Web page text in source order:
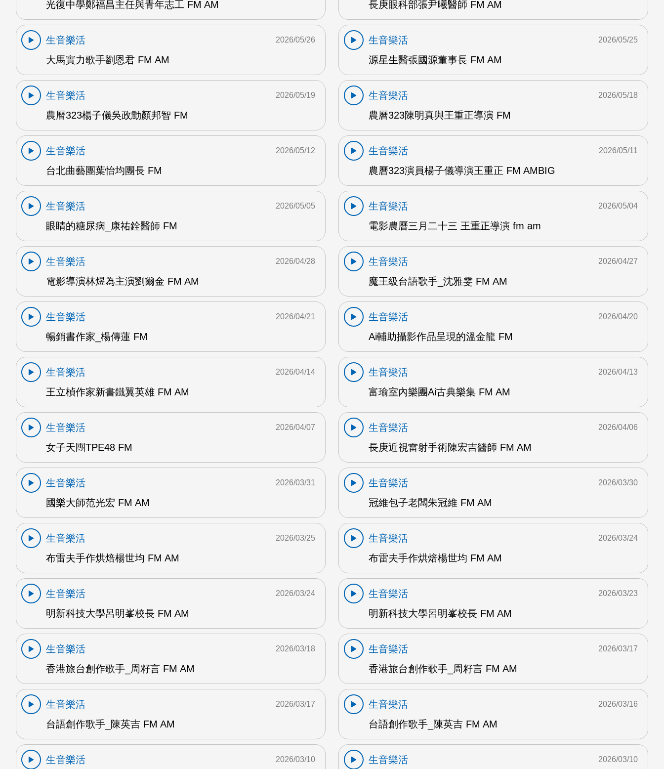
光復中學鄭福昌主任與青年志工 FM AM
長庚眼科部張尹曦醫師 FM AM
生音樂活
大馬實力歌手劉恩君 FM AM
2026/05/26
生音樂活
源星生醫張國源董事長 FM AM
2026/05/25
生音樂活
農曆323楊子儀吳政勳顏邦智 FM
2026/05/19
生音樂活
農曆323陳明真與王重正導演 FM
2026/05/18
生音樂活
台北曲藝團葉怡均團長 FM
2026/05/12
生音樂活
農曆323演員楊子儀導演王重正 FM AMBIG
2026/05/11
生音樂活
眼睛的糖尿病_康祐銓醫師 FM
2026/05/05
生音樂活
電影農曆三月二十三 王重正導演 fm am
2026/05/04
生音樂活
電影導演林煜為主演劉爾金 FM AM
2026/04/28
生音樂活
魔王級台語歌手_沈雅雯 FM AM
2026/04/27
生音樂活
暢銷書作家_楊傳蓮 FM
2026/04/21
生音樂活
Ai輔助攝影作品呈現的溫金龍 FM
2026/04/20
生音樂活
王立楨作家新書鐵翼英雄 FM AM
2026/04/14
生音樂活
富瑜室內樂團Ai古典樂集 FM AM
2026/04/13
生音樂活
女子天團TPE48 FM
2026/04/07
生音樂活
長庚近視雷射手術陳宏吉醫師 FM AM
2026/04/06
生音樂活
國樂大師范光宏 FM AM
2026/03/31
生音樂活
冠維包子老闆朱冠維 FM AM
2026/03/30
生音樂活
布雷夫手作烘焙楊世均 FM AM
2026/03/25
生音樂活
布雷夫手作烘焙楊世均 FM AM
2026/03/24
生音樂活
明新科技大學呂明峯校長 FM AM
2026/03/24
生音樂活
明新科技大學呂明峯校長 FM AM
2026/03/23
生音樂活
香港旅台創作歌手_周籽言 FM AM
2026/03/18
生音樂活
香港旅台創作歌手_周籽言 FM AM
2026/03/17
生音樂活
台語創作歌手_陳英吉 FM AM
2026/03/17
生音樂活
台語創作歌手_陳英吉 FM AM
2026/03/16
生音樂活 2026/03/10 生音樂活 2026/03/10